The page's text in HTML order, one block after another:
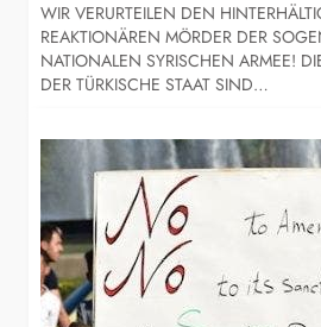
WIR VERURTEILEN DEN
REAKTIONÄREN MÖRDER DER
NATIONALEN SYRISCHEN ARMEE!
DER TÜRKISCHE STAAT SIND…